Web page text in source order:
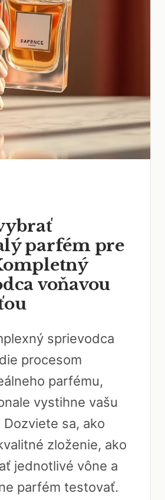
parfém pre
voňavou
sprievodca
procesom
parfému,
vystihne vašu
sa, ako
zloženie, ako
jednotlivé vône a
parfém testovať.